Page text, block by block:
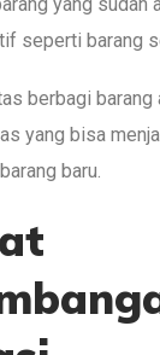
seperti barang
berbagi barang
yang bisa
baru.